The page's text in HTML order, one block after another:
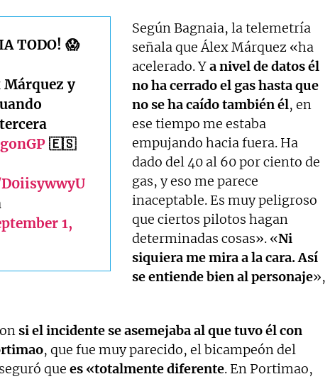
TODO! 😱
Márquez y
🇪🇸
1,
Según Bagnaia, la telemetría
señala que Álex Márquez «ha
acelerado. Ya nivel de datos él
no ha cerrado el gas hasta que
no se ha caído también él, en
ese tiempo me estaba
empujando hacia fuera. Ha
dado del 40 al 60 por ciento de
gas, y eso me parece
inaceptable. Es muy peligroso
que ciertos pilotos hagan
determinadas cosas». «Ni
siquiera me mira a la cara. Así
se entiende bien al personaje»,
si el incidente se asemejaba al que tuvo él con
, que fue muy parecido, el bicampeón del
que es «totalmente diferente. En Portimao,